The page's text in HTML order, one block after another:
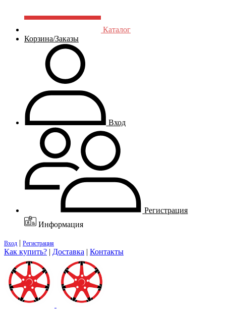
Каталог
Корзина/Заказы
Вход
Регистрация
Информация
Вход | Регистрация
Как купить? | Доставка | Контакты